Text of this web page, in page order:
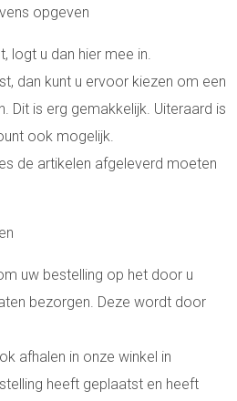
opgeven
logt u dan hier mee in.
dan kunt u ervoor kiezen om een
Dit is erg gemakkelijk. Uiteraard is
ook mogelijk.
de artikelen afgeleverd moeten
uw bestelling op het door u
bezorgen. Deze wordt door
afhalen in onze winkel in
heeft geplaatst en heeft